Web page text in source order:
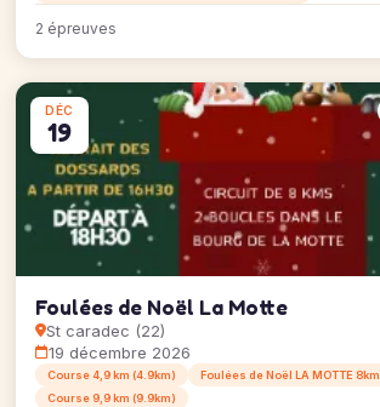
2 épreuves
DÉC
19
Foulées de Noël La Motte
St caradec (22)
19 décembre 2026
Course 4,9 km (4.9km)
Foulées de Noël LA MOTTE 8km
Course 9,9 km (9.9km)